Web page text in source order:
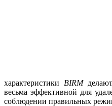
характеристики BIRM
весьма эффективной для
соблюдении правильных